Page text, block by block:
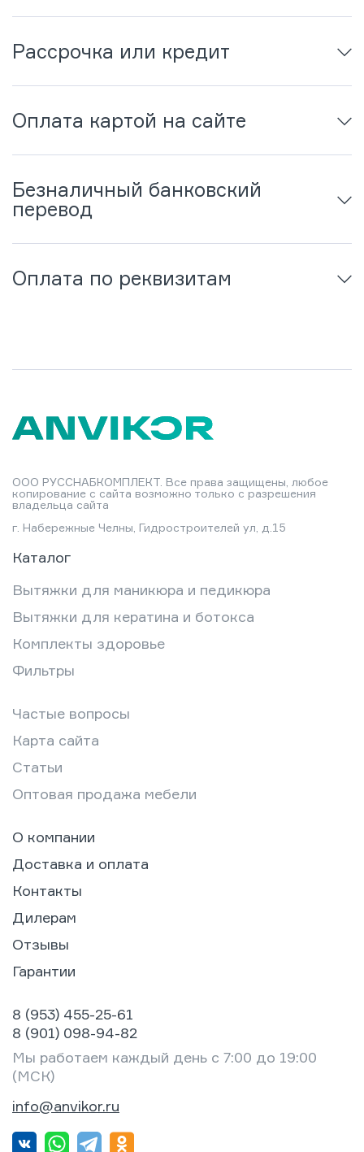
Рассрочка или кредит
Оплата картой на сайте
Безналичный банковский
перевод
Оплата по реквизитам
ООО РУССНАБКОМПЛЕКТ. Все права защищены, любое
копирование с сайта возможно только с разрешения
владельца сайта
г. Набережные Челны, Гидростроителей ул, д.15
Каталог
Вытяжки для маникюра и педикюра
Вытяжки для кератина и ботокса
Комплекты здоровье
Фильтры
Частые вопросы
Карта сайта
Статьи
Оптовая продажа мебели
О компании
Доставка и оплата
Контакты
Дилерам
Отзывы
Гарантии
8 (953) 455-25-61
8 (901) 098-94-82
Мы работаем каждый день с 7:00 до 19:00
(МСК)
info@anvikor.ru